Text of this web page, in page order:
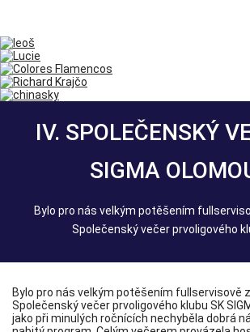
IV. SPOLEČENSKÝ
SIGMA
Bylo pro nás velkým potěšením
Společenský večer prvoligového
Bylo pro nás velkým potěšením fullservisově
Společenský večer prvoligového klubu SK
jako při minulých ročnících nechyběla dobrá